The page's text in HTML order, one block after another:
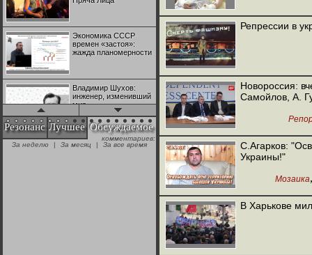
Экономика СССР
времен «застоя»:
жажда планомерности
Владимир Шухов:
инженер, изменивший
мир
"Аркадий Коц" на
эгалите-фесте "Не
Резонанс Лучшее Обсуждаемое
комментариев:
За неделю
| За месяц | За все время
Репрессии в
Новороссия:
Самойлов, А.
С.Агарков:
Украины!"
Мозаика
В Харькове